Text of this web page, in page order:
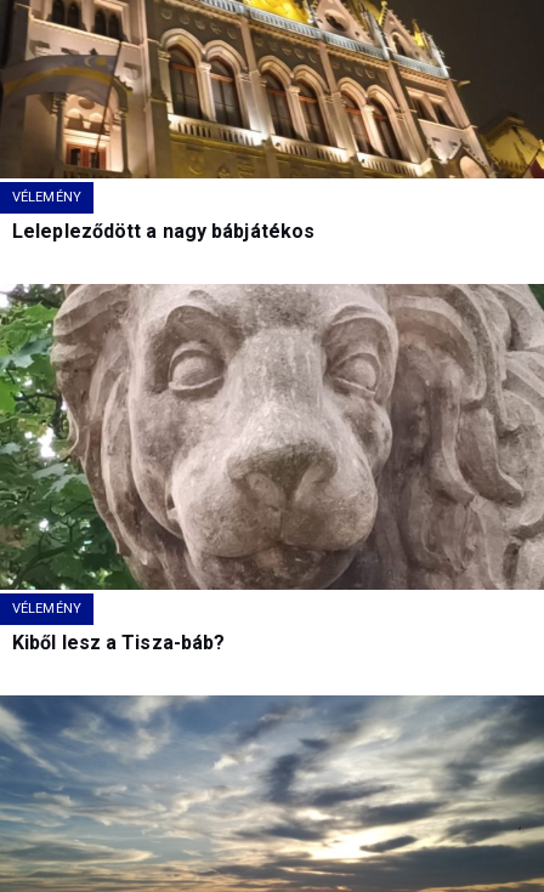
VÉLEMÉNY
Lelepleződött a nagy bábjátékos
VÉLEMÉNY
Kiből lesz a Tisza-báb?